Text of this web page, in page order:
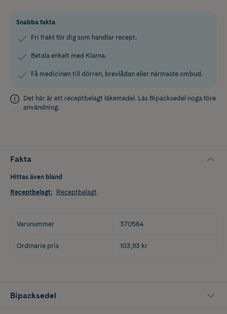
Snabba fakta
Fri frakt för dig som handlar recept.
Betala enkelt med Klarna.
Få medicinen till dörren, brevlådan eller närmaste ombud.
Det här är ett receptbelagt läkemedel. Läs Bipacksedel noga före
användning.
Fakta
Hittas även bland
Receptbelagt: Receptbelagt
Varunummer 370564
Ordinarie pris 103,83 kr
Bipacksedel